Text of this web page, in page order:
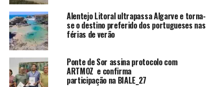
Alentejo Litoral ultrapassa Algarve e torna-
se o destino preferido dos portugueses nas
férias de verão
Ponte de Sor assina protocolo com
ARTMOZ e confirma
participação na BIALE_27